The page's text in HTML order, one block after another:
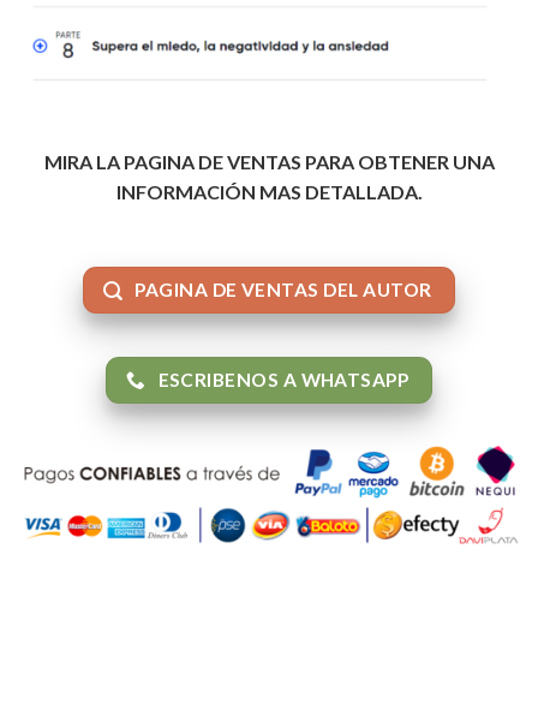
MIRA LA PAGINA DE VENTAS PARA OBTENER UNA
INFORMACIÓN MAS DETALLADA.
PAGINA DE VENTAS DEL AUTOR
ESCRIBENOS A WHATSAPP